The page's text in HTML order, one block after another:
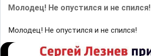
Молодец! Не опустился и не спился!
Молодец! Не опустился и не спился!